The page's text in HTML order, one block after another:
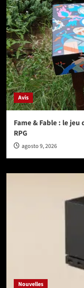
Avis
Fame & Fable : le
RPG
agosto 9, 2026
Nouvelles